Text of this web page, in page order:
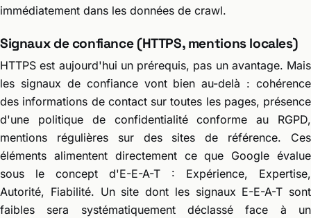
immédiatement dans les données de crawl.
Signaux de confiance (HTTPS, mentions locales)
HTTPS est aujourd'hui un prérequis, pas un avantage. Mais
les signaux de confiance vont bien au-delà : cohérence
des informations de contact sur toutes les pages, présence
d'une politique de confidentialité conforme au RGPD,
mentions régulières sur des sites de référence. Ces
éléments alimentent directement ce que Google évalue
sous le concept d'E-E-A-T : Expérience, Expertise,
Autorité, Fiabilité. Un site dont les signaux E-E-A-T sont
faibles sera systématiquement déclassé face à un